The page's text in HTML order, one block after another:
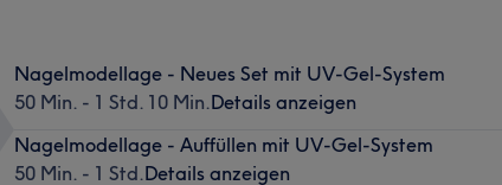
Nagelmodellage - Neues Set mit UV-Gel-System
50 Min. - 1 Std. 10 Min.Details anzeigen
Nagelmodellage - Auffüllen mit UV-Gel-System
50 Min. - 1 Std.Details anzeigen